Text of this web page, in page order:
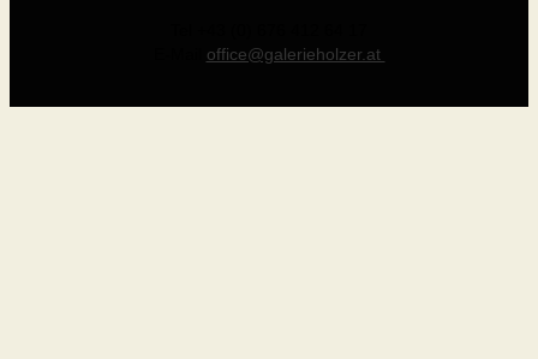
office@galerieholzer.at